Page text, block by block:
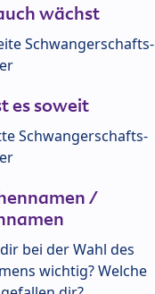
wächst
Schwangerschafts-
es soweit
Schwangerschafts-
/
bei der Wahl des
wichtig? Welche